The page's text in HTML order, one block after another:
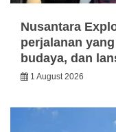
Nusantara
perjalanan
budaya, dan
1 August 2026